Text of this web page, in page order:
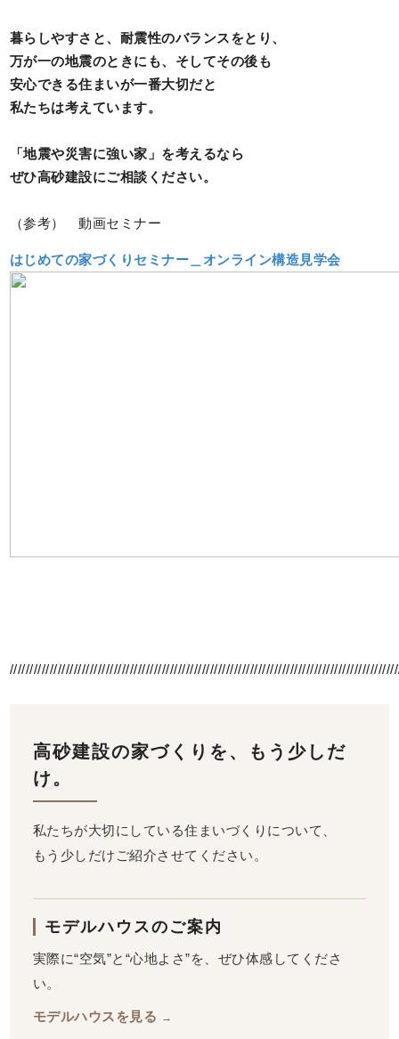
暮らしやすさと、耐震性のバランスをとり、
万が一の地震のときにも、そしてその後も
安心できる住まいが一番大切だと
私たちは考えています。
「地震や災害に強い家」を考えるなら
ぜひ高砂建設にご相談ください。
（参考） 動画セミナー
はじめての家づくりセミナー＿オンライン構造見学会
高砂建設の家づくりを、もう少しだ
け。
私たちが大切にしている住まいづくりについて、
もう少しだけご紹介させてください。
モデルハウスのご案内
実際に“空気”と“心地よさ”を、ぜひ体感してくださ
い。
モデルハウスを見る →